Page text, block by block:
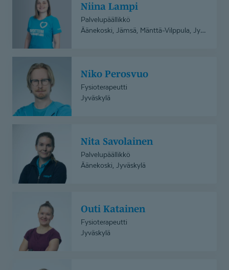
Niina Lampi
Palvelupäällikkö
Äänekoski, Jämsä, Mänttä-Vilppula, Jyväskylä
Perosvuo
Niko Perosvuo
Fysioterapeutti
Jyväskylä
Savolainen
Nita Savolainen
Palvelupäällikkö
Äänekoski, Jyväskylä
Katainen
Outi Katainen
Fysioterapeutti
Jyväskylä